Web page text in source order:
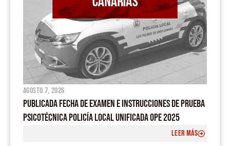
agosto 7, 2026
PUBLICADA FECHA DE EXAMEN E INSTRUCCIONES DE PRUEBA
PSICOTÉCNICA POLICÍA LOCAL UNIFICADA OPE 2025
LEER MÁS